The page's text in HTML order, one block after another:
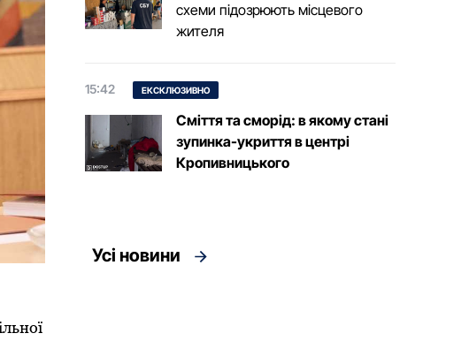
схеми підозрюють місцевого
жителя
15:42 ЕКСКЛЮЗИВНО
Сміття та сморід: в якому стані
зупинка-укриття в центрі
Кропивницького
Усі новини